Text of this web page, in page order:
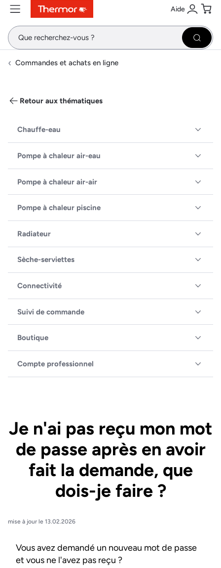
ContenuMenuRecherche Aide
Se
Commandes et achats en ligne
Retour aux thématiques
Chauffe-eau
Pompe à chaleur air-eau
Pompe à chaleur air-air
Pompe à chaleur piscine
Radiateur
Sèche-serviettes
Connectivité
Suivi de commande
Boutique
Compte professionnel
Je n'ai pas reçu mon mot
de passe après en avoir
fait la demande, que
dois-je faire ?
mise à jour le 13.02.2026
Vous avez demandé un nouveau mot de passe
et vous ne l'avez pas reçu ?